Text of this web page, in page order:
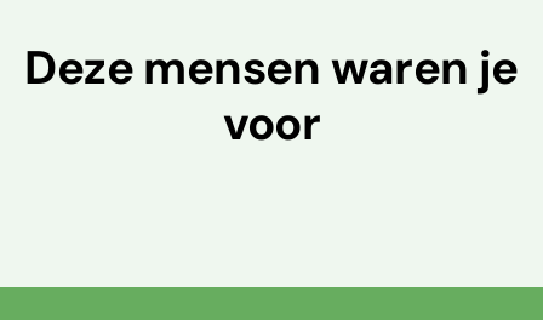
Deze mensen waren je
voor